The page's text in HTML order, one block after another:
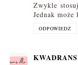
Zwykle
Jednak
ODPOWIEDZ